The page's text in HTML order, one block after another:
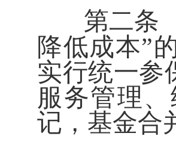
第二条
降低成本”
实行统一参
服务管理
记，基金合